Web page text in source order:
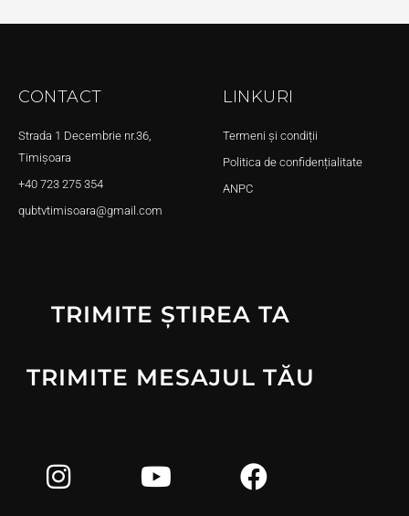
CONTACT
Strada 1 Decembrie nr.36,
Timișoara
+40 723 275 354
qubtvtimisoara@gmail.com
LINKURI
Termeni și condiții
Politica de confidențialitate
ANPC
TRIMITE ȘTIREA TA
TRIMITE MESAJUL TĂU